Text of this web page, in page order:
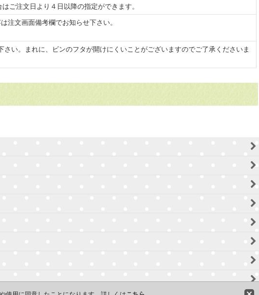
ご注文日より４日以降の指定ができます。
注文画面備考欄でお知らせ下さい。
い。まれに、ビンのフタが開けにくいことがございますのでご了承くださいま